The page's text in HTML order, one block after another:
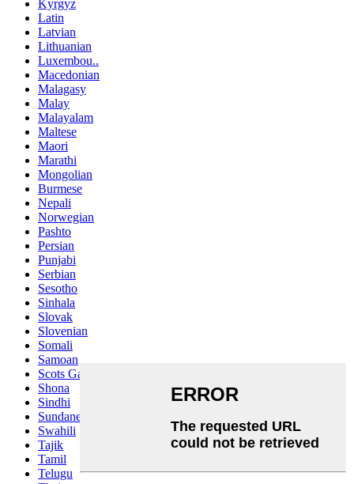
Kyrgyz
Latin
Latvian
Lithuanian
Luxembou..
Macedonian
Malagasy
Malay
Malayalam
Maltese
Maori
Marathi
Mongolian
Burmese
Nepali
Norwegian
Pashto
Persian
Punjabi
Serbian
Sesotho
Sinhala
Slovak
Slovenian
Somali
Samoan
Scots Gaelic
Shona
Sindhi
Sundanese
Swahili
Tajik
Tamil
Telugu